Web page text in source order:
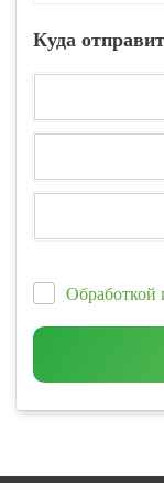
Куда
Обработкой